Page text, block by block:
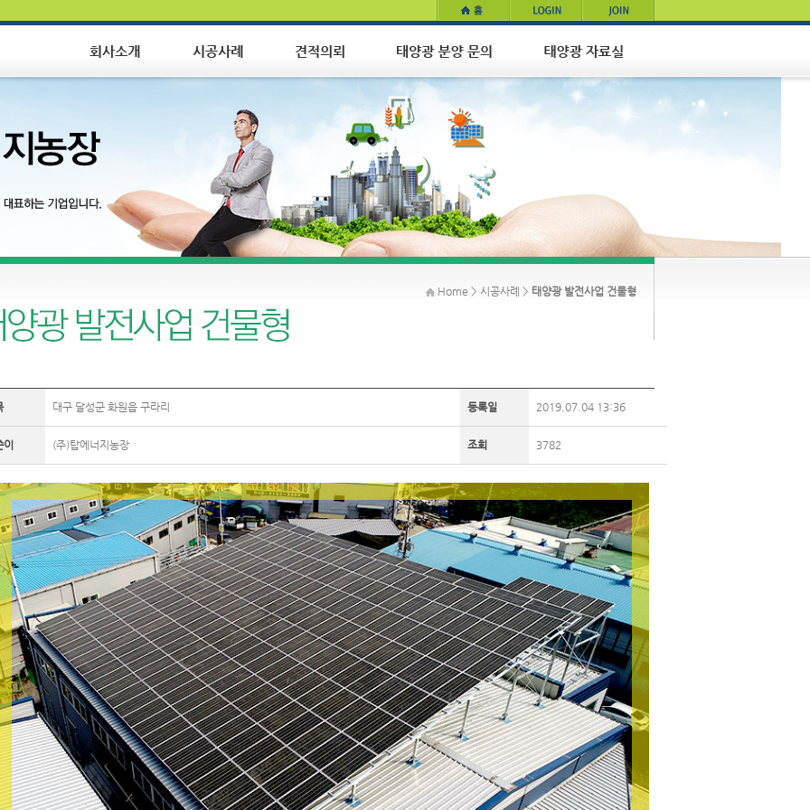
Home > 시공사례 > 태양광 발전사업 건물형
대구 달성군 화원읍 구라리 등록일 2019.07.04 13:36
(주)탑에너지농장 조회 3782